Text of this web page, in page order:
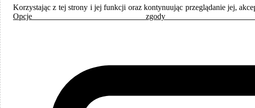
Korzystając z tej strony i jej funkcji oraz kontynuując przeglądanie jej,
Opcje